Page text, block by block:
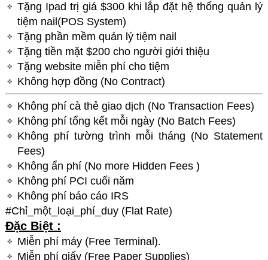
Tặng Ipad trị giá $300 khi lắp đặt hệ thống quản lý
tiệm nail(POS System)
Tặng phần mềm quản lý tiệm nail
Tặng tiền mặt $200 cho người giới thiệu
Tặng website miễn phí cho tiệm
Không hợp đồng (No Contract)
Không phí cà thẻ giao dịch (No Transaction Fees)
Không phí tổng kết mỗi ngày (No Batch Fees)
Không phí tường trình mỗi tháng (No Statement
Fees)
Không ẩn phí (No more Hidden Fees )
Không phí PCI cuối năm
Không phí báo cáo IRS
#Chỉ_một_loại_phí_duy (Flat Rate)
Đặc Biệt :
Miễn phí máy (Free Terminal).
Miễn phí giấy (Free Paper Supplies)